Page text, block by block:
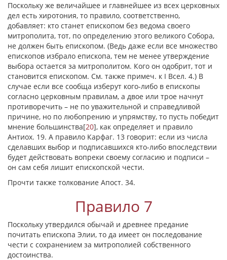
Поскольку же величайшее и главнейшее из всех церковных
дел есть хиротония, то правило, соответственно,
добавляет: кто станет епископом без ведома своего
митрополита, тот, по определению этого великого Собора,
не должен быть епископом. (Ведь даже если все множество
епископов избрало епископа, тем не менее утверждение
выбора остается за митрополитом. Кого он одобрит, тот и
становится епископом. См. также примеч. к I Всел. 4.) В
случае если все сообща изберут кого-либо в епископы
согласно церковным правилам, а двое или трое начнут
противоречить – не по уважительной и справедливой
причине, но по любопрению и упрямству, то пусть победит
мнение большинства[20], как определяет и правило
Антиох. 19. А правило Карфаг. 13 говорит: если из числа
сделавших выбор и подписавшихся кто-либо впоследствии
будет действовать вопреки своему согласию и подписи –
он сам себя лишит епископской чести.
Прочти также толкование Апост. 34.
Правило 7
Поскольку утвердился обычай и древнее предание
почитать епископа Элии, то да имеет он последование
чести с сохранением за митрополией собственного
достоинства.